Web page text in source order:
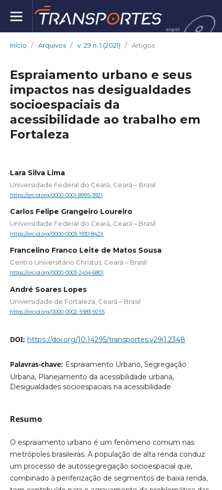
Início / Arquivos / v. 29 n. 1 (2021) / Artigos
Espraiamento urbano e seus
impactos nas desigualdades
socioespaciais da
acessibilidade ao trabalho em
Fortaleza
Lara Silva Lima
Universidade Federal do Ceará, Ceará – Brasil
https://orcid.org/0000-0001-8995-3921
Carlos Felipe Grangeiro Loureiro
Universidade Federal do Ceará, Ceará – Brasil
https://orcid.org/0000-0003-1930-842X
Francelino Franco Leite de Matos Sousa
Centro Universitário Christus, Ceará – Brasil
https://orcid.org/0000-0003-2454-6801
André Soares Lopes
Universidade de Fortaleza, Ceará – Brasil
https://orcid.org/0000-0002-5583-9255
DOI: https://doi.org/10.14295/transportes.v29i1.2348
Palavras-chave: Espraiamento Urbano, Segregação
Urbana, Planejamento da acessibilidade urbana,
Desigualdades socioespaciais na acessibilidade
Resumo
O espraiamento urbano é um fenômeno comum nas
metrópoles brasileiras. A população de alta renda conduz
um processo de autossegregação socioespacial que,
combinado à periferização de segmentos de baixa renda,